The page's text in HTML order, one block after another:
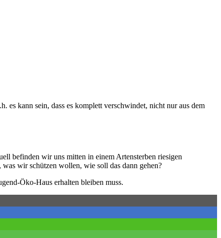
es kann sein, dass es komplett verschwindet, nicht nur aus dem
befinden wir uns mitten in einem Artensterben riesigen
wir schützen wollen, wie soll das dann gehen?
Öko-Haus erhalten bleiben muss.